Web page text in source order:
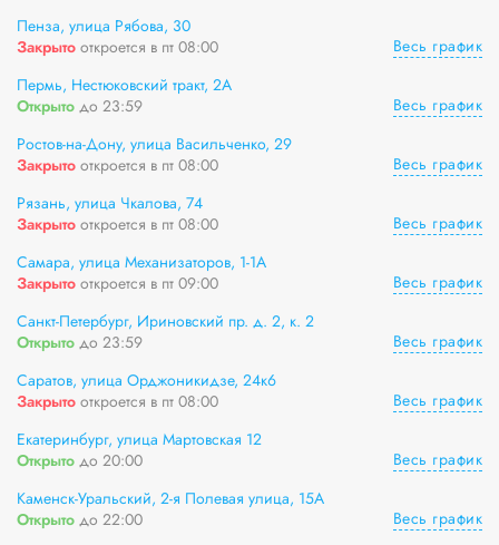
Пенза, улица Рябова, 30
Закрыто откроется в пт 08:00
Весь график
Пермь, Нестюковский тракт, 2А
Открыто до 23:59
Весь график
Ростов-на-Дону, улица Васильченко, 29
Закрыто откроется в пт 08:00
Весь график
Рязань, улица Чкалова, 74
Закрыто откроется в пт 08:00
Весь график
Самара, улица Механизаторов, 1-1А
Закрыто откроется в пт 09:00
Весь график
Санкт-Петербург, Ириновский пр. д. 2, к. 2
Открыто до 23:59
Весь график
Саратов, улица Орджоникидзе, 24к6
Закрыто откроется в пт 08:00
Весь график
Екатеринбург, улица Мартовская 12
Открыто до 20:00
Весь график
Каменск-Уральский, 2-я Полевая улица, 15А
Открыто до 22:00
Весь график